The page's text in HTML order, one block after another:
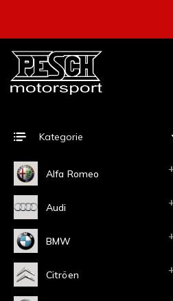
Kategorie
Alfa Romeo
Audi
BMW
Citröen